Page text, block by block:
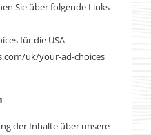
Sie über folgende Links
für die USA
uk/your-ad-choices
der Inhalte über unsere